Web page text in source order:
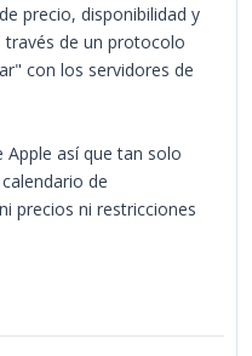
precio, disponibilidad y
través de un protocolo
con los servidores de
Apple así que tan solo
de
precios ni restricciones